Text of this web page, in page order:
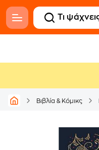
Βιβλία & Κόμικς